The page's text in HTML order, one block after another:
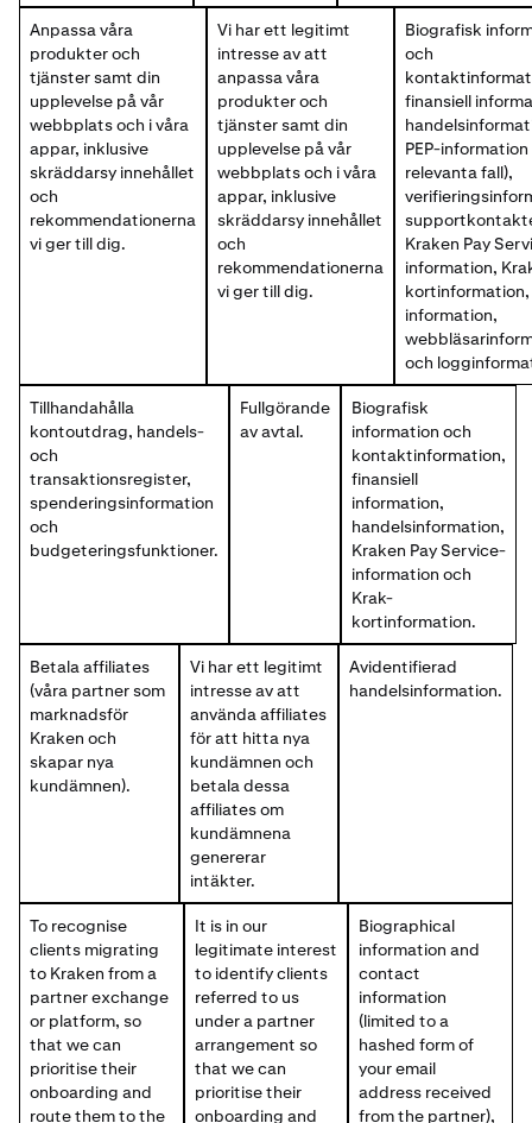
Anpassa våra
produkter och
tjänster samt din
upplevelse på vår
webbplats och i våra
appar, inklusive
skräddarsy innehållet
och
rekommendationerna
vi ger till dig.
Vi har ett legitimt
intresse av att
anpassa våra
produkter och
tjänster samt din
upplevelse på vår
webbplats och i våra
appar, inklusive
skräddarsy innehållet
och
rekommendationerna
vi ger till dig.
Biografisk
och
finansiell
PEP-information
relevanta fall),
Kraken Pay
information,
kortinformation,
information,
och
Tillhandahålla
kontoutdrag, handels-
och
transaktionsregister,
spenderingsinformation
och
budgeteringsfunktioner.
Fullgörande
av avtal.
Biografisk
information och
kontaktinformation,
finansiell
information,
handelsinformation,
Kraken Pay Service-
information och
Krak-
kortinformation.
Betala affiliates
(våra partner som
marknadsför
Kraken och
skapar nya
kundämnen).
Vi har ett legitimt
intresse av att
använda affiliates
för att hitta nya
kundämnen och
betala dessa
affiliates om
kundämnena
genererar
intäkter.
Avidentifierad
handelsinformation.
To recognise
clients migrating
to Kraken from a
partner exchange
or platform, so
that we can
prioritise their
onboarding and
route them to the
It is in our
legitimate interest
to identify clients
referred to us
under a partner
arrangement so
that we can
prioritise their
onboarding and
Biographical
information and
contact
information
(limited to a
hashed form of
your email
address received
from the partner),